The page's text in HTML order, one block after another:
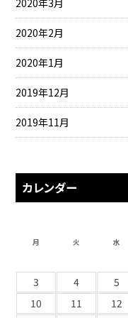
2020年3月
2020年2月
2020年1月
2019年12月
2019年11月
カレンダー
月 火 水
3
4 5
10
11 12